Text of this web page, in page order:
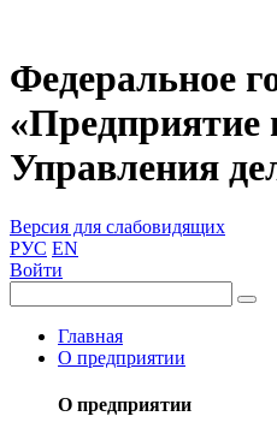
Федеральное
«Предприятие
Управления
Версия для слабовидящих
РУС EN
Войти
Главная
О предприятии
О предприятии